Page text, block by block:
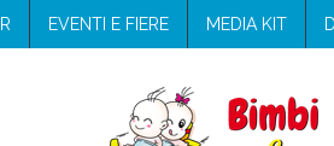
EVENTI E FIERE MEDIA KIT